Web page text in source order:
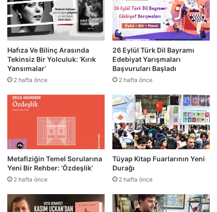
Hafıza Ve Bilinç Arasında
Tekinsiz Bir Yolculuk: ‘Kırık
Yansımalar’
2 hafta önce
26 Eylül Türk Dil Bayramı
Edebiyat Yarışmaları
Başvuruları Başladı
2 hafta önce
Metafiziğin Temel Sorularına
Yeni Bir Rehber: ‘Özdeşlik’
2 hafta önce
Tüyap Kitap Fuarlarının Yeni
Durağı
2 hafta önce